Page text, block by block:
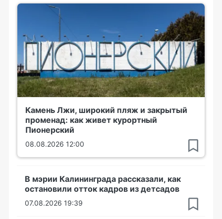
Камень Лжи, широкий пляж и закрытый
променад: как живет курортный
Пионерский
08.08.2026 12:00
В мэрии Калининграда рассказали, как
остановили отток кадров из детсадов
07.08.2026 19:39